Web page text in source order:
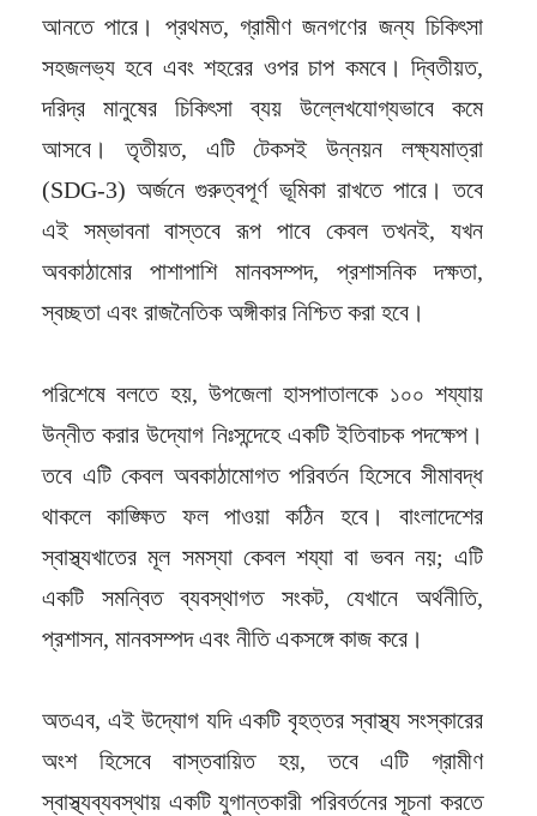
আনতে পারে। প্রথমত, গ্রামীণ জনগণের জন্য চিকিৎসা
সহজলভ্য হবে এবং শহরের ওপর চাপ কমবে। দ্বিতীয়ত,
দরিদ্র মানুষের চিকিৎসা ব্যয় উল্লেখযোগ্যভাবে কমে
আসবে। তৃতীয়ত, এটি টেকসই উন্নয়ন লক্ষ্যমাত্রা
(SDG-3) অর্জনে গুরুত্বপূর্ণ ভূমিকা রাখতে পারে। তবে
এই সম্ভাবনা বাস্তবে রূপ পাবে কেবল তখনই, যখন
অবকাঠামোর পাশাপাশি মানবসম্পদ, প্রশাসনিক দক্ষতা,
স্বচ্ছতা এবং রাজনৈতিক অঙ্গীকার নিশ্চিত করা হবে।
পরিশেষে বলতে হয়, উপজেলা হাসপাতালকে ১০০ শয্যায়
উন্নীত করার উদ্যোগ নিঃসন্দেহে একটি ইতিবাচক পদক্ষেপ।
তবে এটি কেবল অবকাঠামোগত পরিবর্তন হিসেবে সীমাবদ্ধ
থাকলে কাঙ্ক্ষিত ফল পাওয়া কঠিন হবে। বাংলাদেশের
স্বাস্থ্যখাতের মূল সমস্যা কেবল শয্যা বা ভবন নয়; এটি
একটি সমন্বিত ব্যবস্থাগত সংকট, যেখানে অর্থনীতি,
প্রশাসন, মানবসম্পদ এবং নীতি একসঙ্গে কাজ করে।
অতএব, এই উদ্যোগ যদি একটি বৃহত্তর স্বাস্থ্য সংস্কারের
অংশ হিসেবে বাস্তবায়িত হয়, তবে এটি গ্রামীণ
স্বাস্থ্যব্যবস্থায় একটি যুগান্তকারী পরিবর্তনের সূচনা করতে